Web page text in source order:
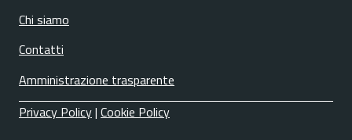
Chi siamo
Contatti
Amministrazione trasparente
Privacy Policy| Cookie Policy